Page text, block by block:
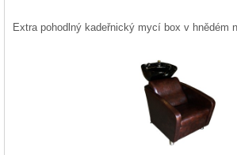
Extra pohodlný kadeřnický mycí box v hnědém